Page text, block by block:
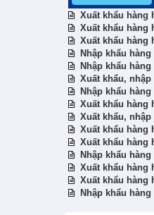
Xuất khẩu hàng
Xuất khẩu hàng
Xuất khẩu hàng
Nhập khẩu
Nhập khẩu hàng
Xuất khẩu,
Nhập khẩu
Xuất khẩu hàng
Xuất khẩu,
Xuất khẩu hàng
Xuất khẩu hàng
Nhập khẩu
Xuất khẩu hàng
Xuất khẩu hàng
Nhập khẩu